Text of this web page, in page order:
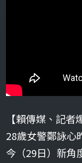
【賴傳媒、記
28歲女警鄭詠心
今（29日）新角